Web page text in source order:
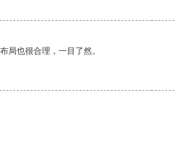
局也很合理，一目了然。